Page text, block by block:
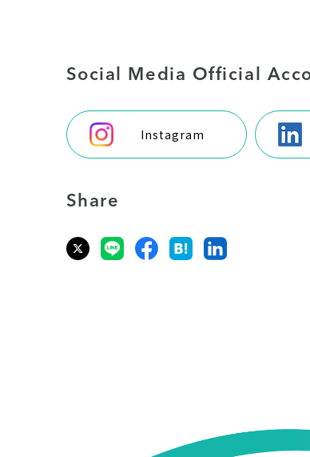
Social Media Official
Instagram
Share